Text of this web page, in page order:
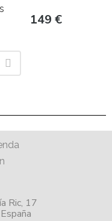
149€
Ric, 17